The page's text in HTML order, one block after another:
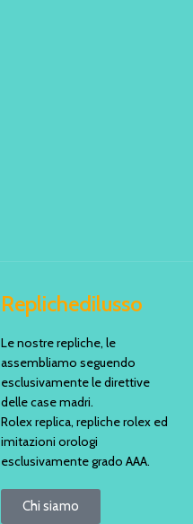
Replichedilusso
Le nostre repliche, le
assembliamo seguendo
esclusivamente le direttive
delle case madri.
Rolex replica, repliche rolex ed
imitazioni orologi
esclusivamente grado AAA.
Chi siamo